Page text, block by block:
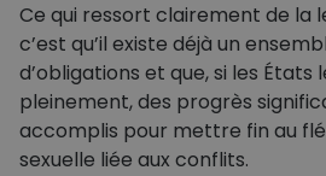
Ce qui ressort clairement de la
c’est qu’il existe déjà un
d’obligations et que, si les
pleinement, des progrès
accomplis pour mettre fin au
sexuelle liée aux conflits.